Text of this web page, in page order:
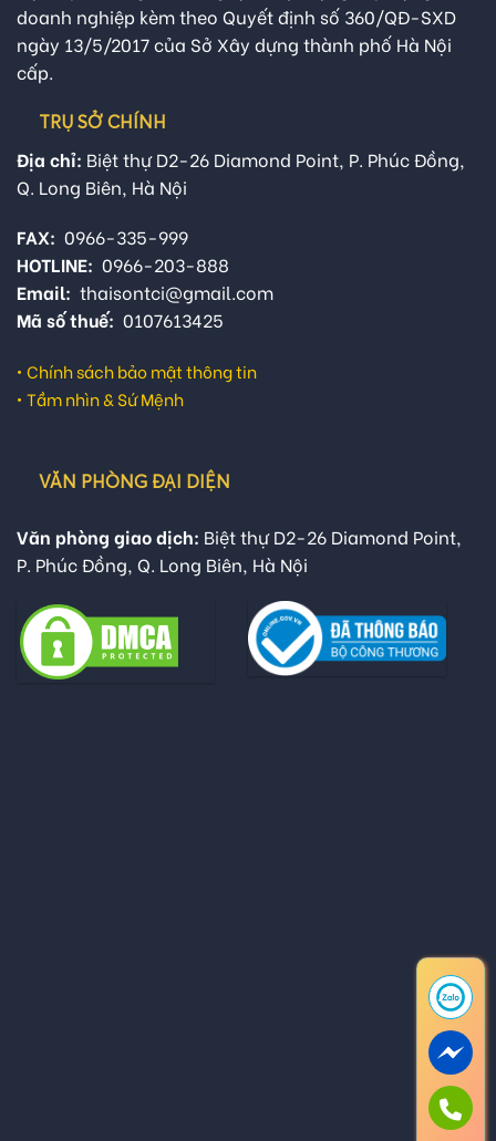
doanh nghiệp kèm theo Quyết định số 360/QĐ-SXD
ngày 13/5/2017 của Sở Xây dựng thành phố Hà Nội
cấp.
TRỤ SỞ CHÍNH
Địa chỉ: Biệt thự D2-26 Diamond Point, P. Phúc Đồng,
Q. Long Biên, Hà Nội
FAX: 0966-335-999
HOTLINE: 0966-203-888
Email: thaisontci@gmail.com
Mã số thuế: 0107613425
• Chính sách bảo mật thông tin
• Tầm nhìn & Sứ Mệnh
VĂN PHÒNG ĐẠI DIỆN
Văn phòng giao dịch: Biệt thự D2-26 Diamond Point,
P. Phúc Đồng, Q. Long Biên, Hà Nội